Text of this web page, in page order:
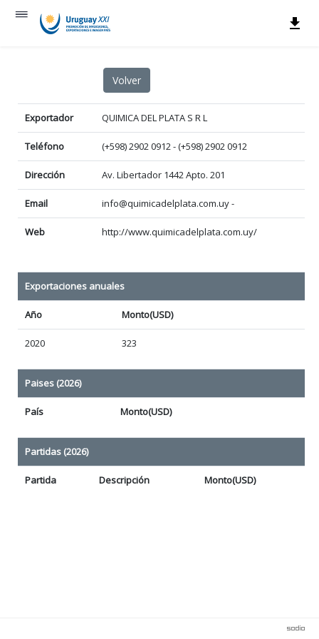
Exportador QUIMICA DEL PLATA S R L
Teléfono (+598) 2902 0912 - (+598) 2902 0912
Dirección Av. Libertador 1442 Apto. 201
Email info@quimicadelplata.com.uy -
Web http://www.quimicadelplata.com.uy/
Exportaciones anuales
Año Monto(USD)
2020 323
Paises (2026)
País Monto(USD)
Partidas (2026)
Partida Descripción Monto(USD)